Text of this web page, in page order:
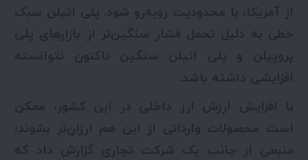
از آمریکا، با محدودیت روبه‌رو شود. پلی اتیلن سبک
خطی به دلیل تحمل فشار سنگین‌تر از بازارهای پلی
پروپیلن و پلی اتیلن سنگین تاکنون نتوانسته
افزایشی داشته باشد.
با افزایش ارزش ارز داخلی در این کشور، ممکن
است محصولات وارداتی از این هم ارزان‌تر بشوند؛
منبعی از جانب یک شرکت تجاری گزارش داد که